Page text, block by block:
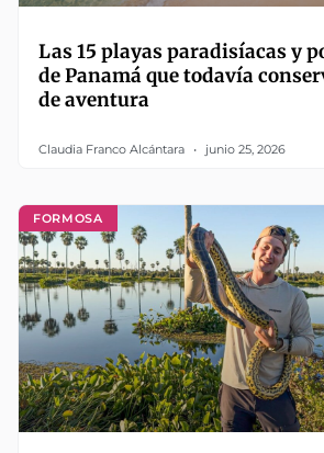
Las 15 playas paradisíacas y
de Panamá que todavía
de aventura
Claudia Franco Alcántara junio 25, 2026
FORMOSA